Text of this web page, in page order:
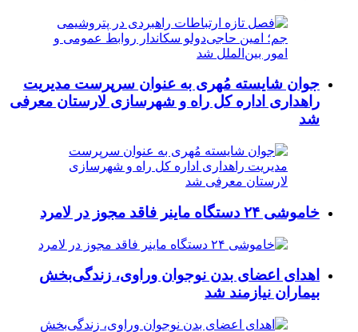
جوان شایسته مُهری به عنوان سرپرست مدیریت
راهداری اداره کل راه و شهرسازی لارستان معرفی
شد
خاموشی ۲۴ دستگاه ماینر فاقد مجوز در لامرد
اهدای اعضای بدن نوجوان وراوی، زندگی‌بخش
بیماران نیازمند شد